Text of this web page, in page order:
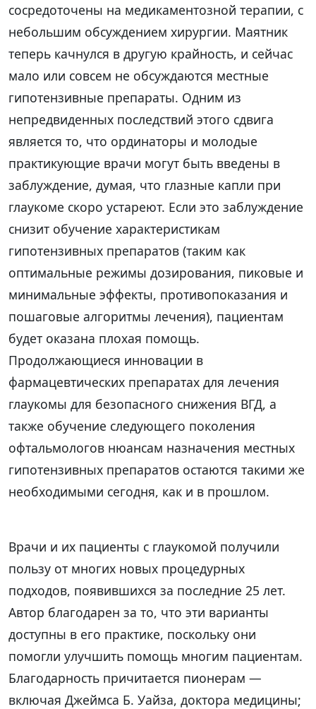
сосредоточены на медикаментозной терапии, с
небольшим обсуждением хирургии. Маятник
теперь качнулся в другую крайность, и сейчас
мало или совсем не обсуждаются местные
гипотензивные препараты. Одним из
непредвиденных последствий этого сдвига
является то, что ординаторы и молодые
практикующие врачи могут быть введены в
заблуждение, думая, что глазные капли при
глаукоме скоро устареют. Если это заблуждение
снизит обучение характеристикам
гипотензивных препаратов (таким как
оптимальные режимы дозирования, пиковые и
минимальные эффекты, противопоказания и
пошаговые алгоритмы лечения), пациентам
будет оказана плохая помощь.
Продолжающиеся инновации в
фармацевтических препаратах для лечения
глаукомы для безопасного снижения ВГД, а
также обучение следующего поколения
офтальмологов нюансам назначения местных
гипотензивных препаратов остаются такими же
необходимыми сегодня, как и в прошлом.
Врачи и их пациенты с глаукомой получили
пользу от многих новых процедурных
подходов, появившихся за последние 25 лет.
Автор благодарен за то, что эти варианты
доступны в его практике, поскольку они
помогли улучшить помощь многим пациентам.
Благодарность причитается пионерам —
включая Джеймса Б. Уайза, доктора медицины;